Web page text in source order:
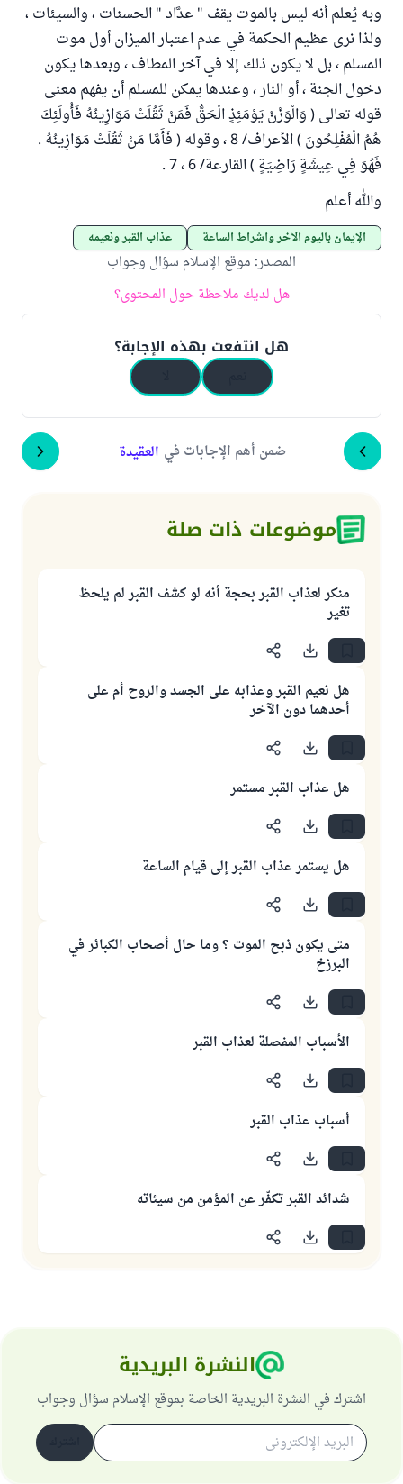
وبه يُعلم أنه ليس بالموت يقف " عدَّاد " الحسنات ، والسيئات ،
ولذا نرى عظيم الحكمة في عدم اعتبار الميزان أول موت
المسلم ، بل لا يكون ذلك إلا في آخر المطاف ، وبعدها يكون
دخول الجنة ، أو النار ، وعندها يمكن للمسلم أن يفهم معنى
قوله تعالى ( وَالْوَزْنُ يَوْمَئِذٍ الْحَقُّ فَمَنْ ثَقُلَتْ مَوَازِينُهُ فَأُولَئِكَ
هُمُ الْمُفْلِحُونَ ) الأعراف/ 8 ، وقوله ( فَأَمَّا مَنْ ثَقُلَتْ مَوَازِينُهُ .
فَهُوَ فِي عِيشَةٍ رَاضِيَةٍ ) القارعة/ 6 ، 7 .
والله أعلم
الإيمان باليوم الآخر وأشراط الساعة عذاب القبر ونعيمه
المصدر: موقع الإسلام سؤال وجواب
هل لديك ملاحظة حول المحتوى؟
هل انتفعت بهذه الإجابة؟
ضمن أهم الإجابات في العقيدة
موضوعات ذات صلة
منكر لعذاب القبر بحجة أنه لو كشف القبر لم يلحظ
تغير
هل نعيم القبر وعذابه على الجسد والروح أم على
أحدهما دون الآخر
هل عذاب القبر مستمر
هل يستمر عذاب القبر إلى قيام الساعة
متى يكون ذبح الموت ؟ وما حال أصحاب الكبائر في
البرزخ
الأسباب المفصلة لعذاب القبر
أسباب عذاب القبر
شدائد القبر تكفّر عن المؤمن من سيئاته
النشرة البريدية
اشترك في النشرة البريدية الخاصة بموقع الإسلام سؤال وجواب